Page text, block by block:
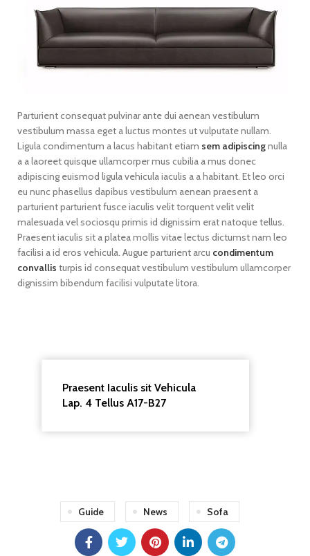
Parturient consequat pulvinar ante dui aenean vestibulum
vestibulum massa eget a luctus montes ut vulputate nullam.
Ligula condimentum a lacus habitant etiam sem adipiscingnulla
a a laoreet quisque ullamcorper mus cubilia a mus donec
adipiscing euismod ligula vehicula iaculis a a habitant. Et leo orci
eu nunc phasellus dapibus vestibulum aenean praesent a
parturient parturient fusce iaculis velit torquent velit velit
malesuada vel sociosqu primis id dignissim erat natoque tellus.
Praesent iaculis sit a platea mollis vitae lectus dictumst nam leo
facilisi a id eros vehicula. Augue parturient arcu condimentum
convallis turpis id consequat vestibulum vestibulum ullamcorper
dignissim bibendum facilisi vulputate litora.
Praesent Iaculis sit Vehicula
Lap. 4 Tellus A17-B27
Guide News Sofa